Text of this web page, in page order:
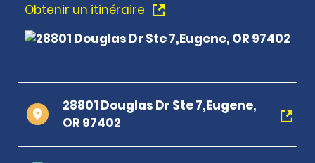
Obtenir un itinéraire
28801 Douglas Dr Ste 7,Eugene,
OR 97402